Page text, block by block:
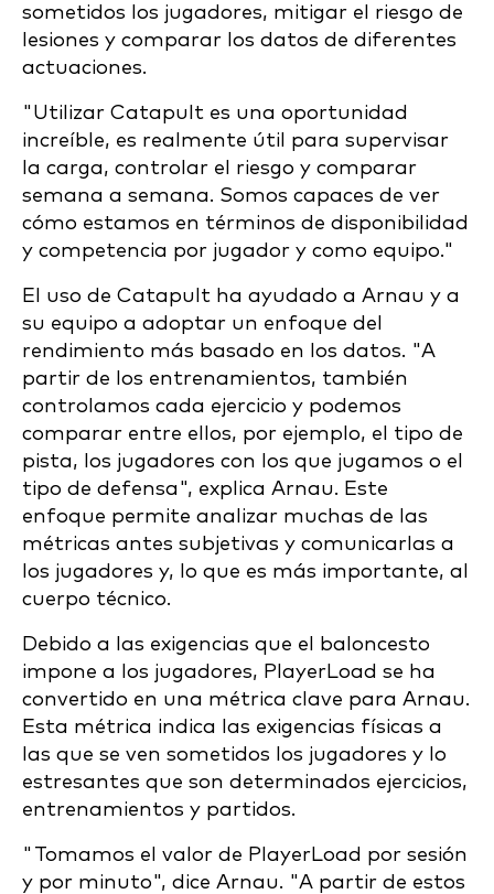
sometidos los jugadores, mitigar el riesgo de
lesiones y comparar los datos de diferentes
actuaciones.
"Utilizar Catapult es una oportunidad
increíble, es realmente útil para supervisar
la carga, controlar el riesgo y comparar
semana a semana. Somos capaces de ver
cómo estamos en términos de disponibilidad
y competencia por jugador y como equipo."
El uso de Catapult ha ayudado a Arnau y a
su equipo a adoptar un enfoque del
rendimiento más basado en los datos. "A
partir de los entrenamientos, también
controlamos cada ejercicio y podemos
comparar entre ellos, por ejemplo, el tipo de
pista, los jugadores con los que jugamos o el
tipo de defensa", explica Arnau. Este
enfoque permite analizar muchas de las
métricas antes subjetivas y comunicarlas a
los jugadores y, lo que es más importante, al
cuerpo técnico.
Debido a las exigencias que el baloncesto
impone a los jugadores, PlayerLoad se ha
convertido en una métrica clave para Arnau.
Esta métrica indica las exigencias físicas a
las que se ven sometidos los jugadores y lo
estresantes que son determinados ejercicios,
entrenamientos y partidos.
"Tomamos el valor de PlayerLoad por sesión
y por minuto", dice Arnau. "A partir de estos